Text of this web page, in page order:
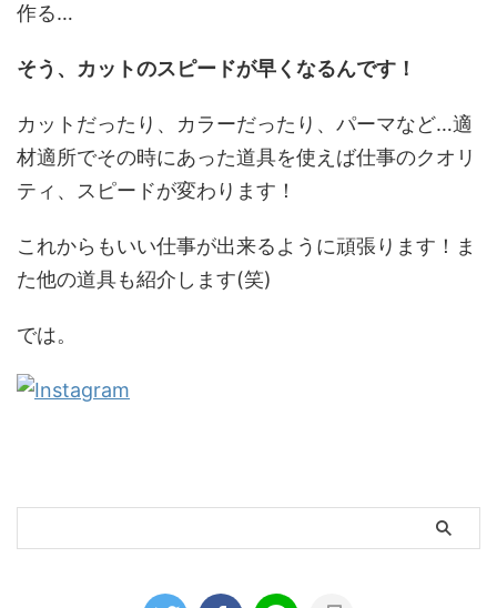
作る…
そう、カットのスピードが早くなるんです！
カットだったり、カラーだったり、パーマなど…適
材適所でその時にあった道具を使えば仕事のクオリ
ティ、スピードが変わります！
これからもいい仕事が出来るように頑張ります！ま
た他の道具も紹介します(笑)
では。